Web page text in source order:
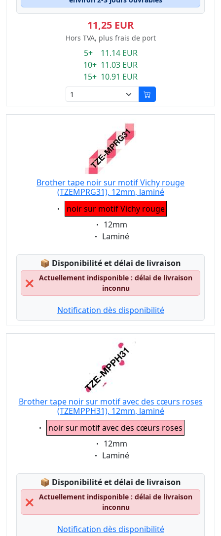
11,25 EUR
Hors TVA, plus frais de port
5+ 11.14 EUR
10+ 11.03 EUR
15+ 10.91 EUR
Brother tape noir sur motif Vichy rouge
(TZEMPRG31), 12mm, laminé
Eigenschaft:
noir sur motif Vichy rouge
Eigenschaft:
12mm
Eigenschaft:
Laminé
📦 Lagerstatus:
Disponibilité et délai de livraison
❌
Actuellement indisponible : délai de livraison
inconnu
Notification dès disponibilité
Brother tape noir sur motif avec des cœurs roses
(TZEMPPH31), 12mm, laminé
Eigenschaft:
noir sur motif avec des cœurs roses
Eigenschaft:
12mm
Eigenschaft:
Laminé
📦 Lagerstatus:
Disponibilité et délai de livraison
❌
Actuellement indisponible : délai de livraison
inconnu
Notification dès disponibilité